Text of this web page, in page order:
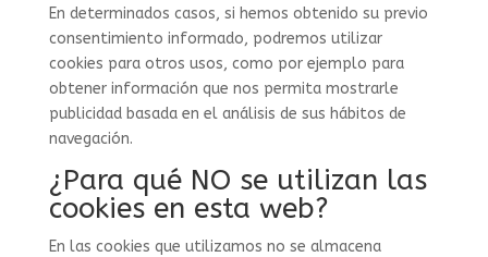
En determinados casos, si hemos obtenido su previo
consentimiento informado, podremos utilizar
cookies para otros usos, como por ejemplo para
obtener información que nos permita mostrarle
publicidad basada en el análisis de sus hábitos de
navegación.
¿Para qué NO se utilizan las
cookies en esta web?
En las cookies que utilizamos no se almacena